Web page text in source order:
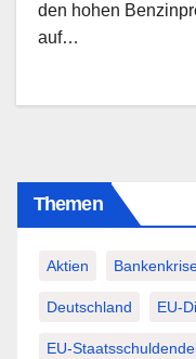
den hohen
auf…
Themen
Aktien
Deutschland EU-
EU-